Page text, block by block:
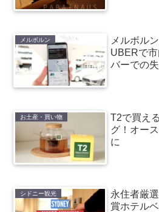
メルボルン
メルボル
UBERで
バーでの
お土産・買い物
T2で買え
グ！オー
に
シドニー観光
永住者厳
賞ホテル